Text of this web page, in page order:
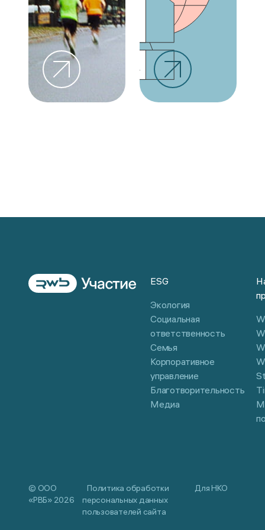
ESG
Экология
Социальная
ответственность
Семья
Корпоративное
управление
Благотворительность
Медиа
© ООО
«РВБ» 2026
Политика обработки
персональных данных
пользователей сайта
Для НКО